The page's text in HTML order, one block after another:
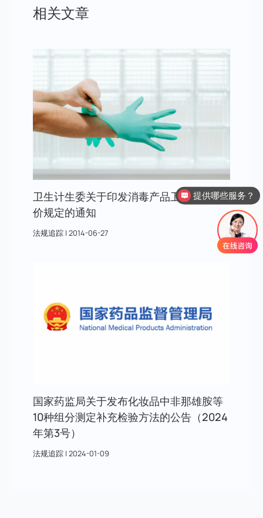
相关文章
卫生计生委关于印发消毒产品卫生安全评
价规定的通知
法规追踪 |2014-06-27
国家药监局关于发布化妆品中非那雄胺等
10种组分测定补充检验方法的公告（2024
年第3号）
法规追踪 |2024-01-09
提供哪些服务？